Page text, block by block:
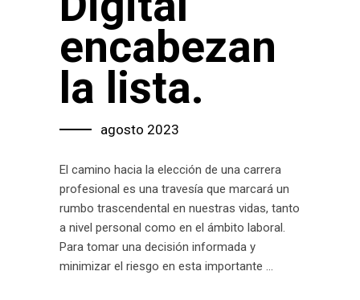
encabezan
la lista.
agosto 2023
El camino hacia la elección de una carrera
profesional es una travesía que marcará un
rumbo trascendental en nuestras vidas, tanto
a nivel personal como en el ámbito laboral.
Para tomar una decisión informada y
minimizar el riesgo en esta importante